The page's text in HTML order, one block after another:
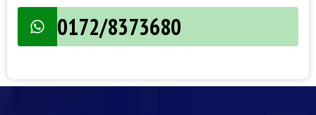
0172/8373680